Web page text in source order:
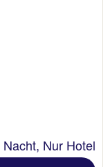
Nacht, Nur Hotel